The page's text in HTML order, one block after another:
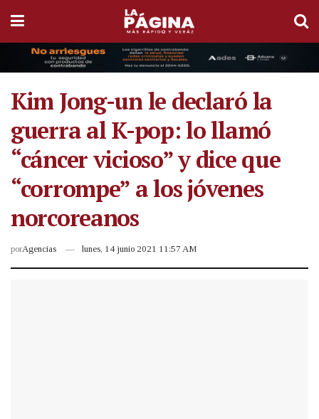
Kim Jong-un le declaró la
guerra al K-pop: lo llamó
“cáncer vicioso” y dice que
“corrompe” a los jóvenes
norcoreanos
porAgencias lunes, 14 junio 2021 11:57 AM